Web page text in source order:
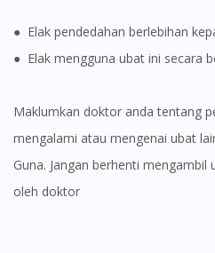
● Elak pendedahan berlebihan
● Elak mengguna ubat ini secara
Maklumkan doktor anda tentang penyakit lain yang anda
mengalami atau mengenai ubat
guna. Jangan berhenti mengambil ubat yang telah ditentukan
oleh doktor